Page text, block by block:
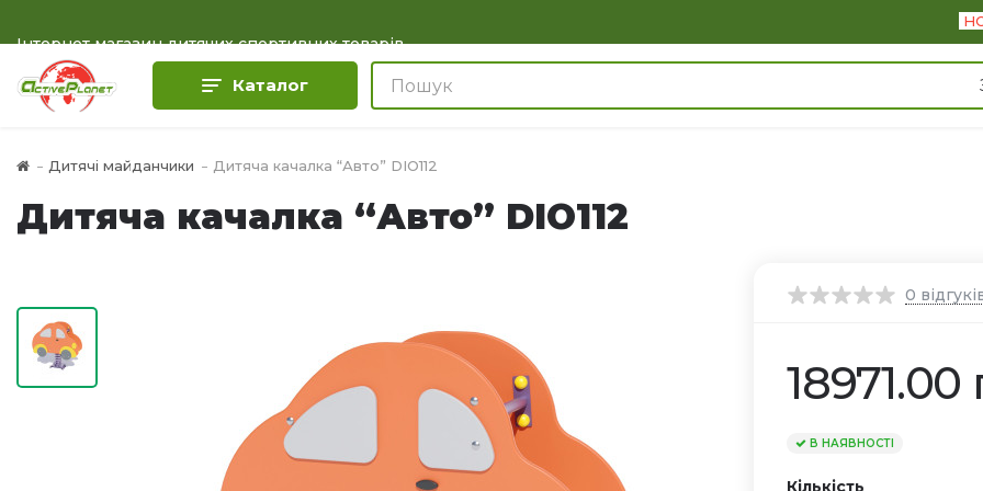
Інтернет магазин дитячих спортивних товарів
Каталог
Дитячі майданчики Дитяча качалка “Авто” DIO112
Дитяча качалка “Авто” DIO112
0
18971.00
В НАЯВНОСТІ
Кількість